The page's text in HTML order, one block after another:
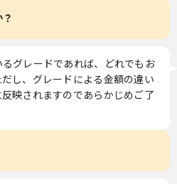
グレードであれば、どれでもお
し、グレードによる金額の違い
映されますのであらかじめご了